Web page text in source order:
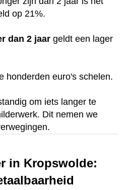
op 21%.
dan 2 jaar geldt een lager
honderden euro's schelen.
om iets langer te
Dit nemen we
in Kropswolde: